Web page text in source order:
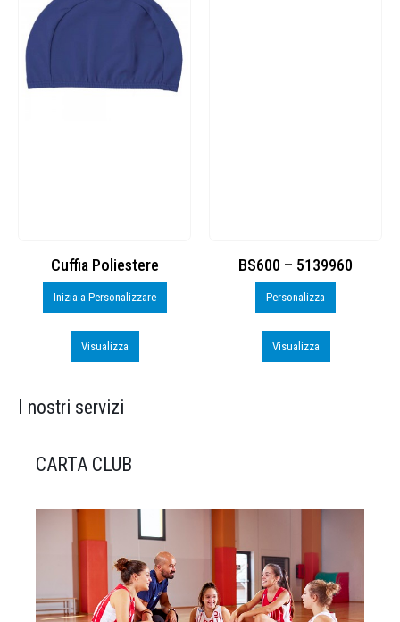
Cuffia Poliestere
Inizia a Personalizzare
Visualizza
BS600 – 5139960
Personalizza
Visualizza
I nostri servizi
CARTA CLUB